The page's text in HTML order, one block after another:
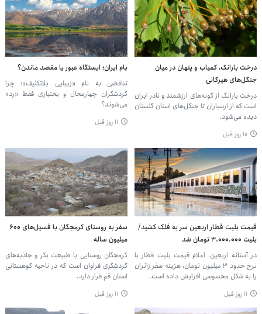
درخت بارانک، کمیاب و پنهان در میان
جنگل‌های هیرکانی
درخت بارانک از گونه‌های ارزشمند و نادر ایران
است که از ارسباران تا جنگل‌های استان گلستان
دیده می‌شود.
۱۰ روز قبل
بام ایران؛ ایستگاه عبور یا مقصد ماندن؟
تناقضی به نام «زیبایی بلاتکلیف»؛ چرا
گردشگران چهارمحال و بختیاری فقط «رد»
می‌شوند؟
۱۱ روز قبل
قیمت بلیت قطار اربعین سر به فلک کشید/
بلیت ۳.۰۰۰.۰۰۰ تومان شد
در آستانه اربعین، اعلام قیمت بلیت قطار با
نرخ حدود ۳ میلیون تومان، هزینه سفر زائران
را به شکل محسوسی افزایش داده است.
۱۱ روز قبل
سفر به روستای کرمجگان با فسیل‌های ۶۰۰
میلیون ساله
کرمجگان روستایی با طبیعت بکر و جاذبه‌های
گردشگری فراوان است که در ناحیه کوهستانی
استان قم قرار دارد.
۱۱ روز قبل